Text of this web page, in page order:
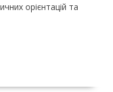
орієнтацій та